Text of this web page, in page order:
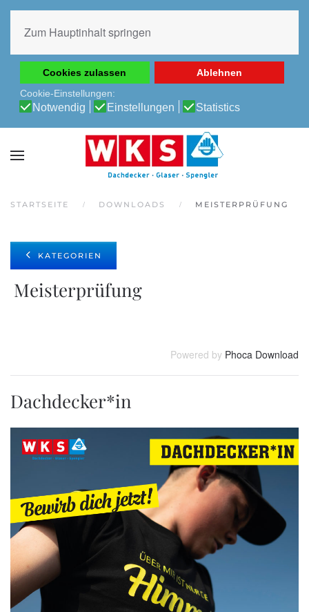
Erfahrung auf unserer Website zu ermöglichen.
Cookie-Richtlinie
Datenschutz-Bestimmungen
Cookies zulassen
Ablehnen
Cookie-Einstellungen:
Notwendig Einstellungen Statistics
Zum Hauptinhalt springen
STARTSEITE DOWNLOADS MEISTERPRÜFUNG
KATEGORIEN
Meisterprüfung
Powered by Phoca Download
Dachdecker*in